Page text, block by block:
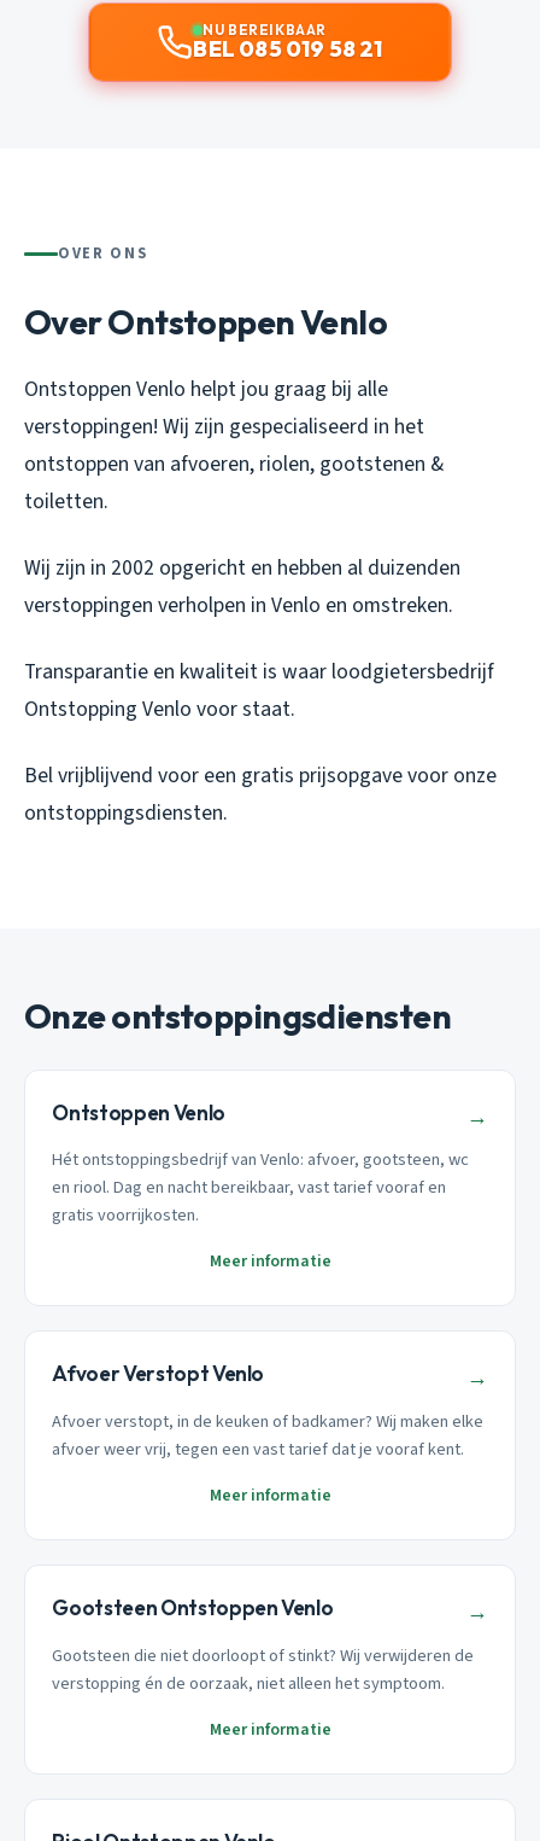
NU BEREIKBAAR
BEL 085 019 58 21
OVER ONS
Over Ontstoppen Venlo
Ontstoppen Venlo helpt jou graag bij alle
verstoppingen! Wij zijn gespecialiseerd in het
ontstoppen van afvoeren, riolen, gootstenen &
toiletten.
Wij zijn in 2002 opgericht en hebben al duizenden
verstoppingen verholpen in Venlo en omstreken.
Transparantie en kwaliteit is waar loodgietersbedrijf
Ontstopping Venlo voor staat.
Bel vrijblijvend voor een gratis prijsopgave voor onze
ontstoppingsdiensten.
Onze ontstoppingsdiensten
Ontstoppen Venlo →
Hét ontstoppingsbedrijf van Venlo: afvoer, gootsteen, wc
en riool. Dag en nacht bereikbaar, vast tarief vooraf en
gratis voorrijkosten.
Meer informatie
Afvoer Verstopt Venlo →
Afvoer verstopt, in de keuken of badkamer? Wij maken elke
afvoer weer vrij, tegen een vast tarief dat je vooraf kent.
Meer informatie
Gootsteen Ontstoppen Venlo →
Gootsteen die niet doorloopt of stinkt? Wij verwijderen de
verstopping én de oorzaak, niet alleen het symptoom.
Meer informatie